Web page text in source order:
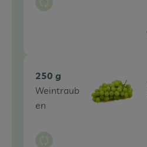
Auswahl ändern
250 g
Weintraub
en